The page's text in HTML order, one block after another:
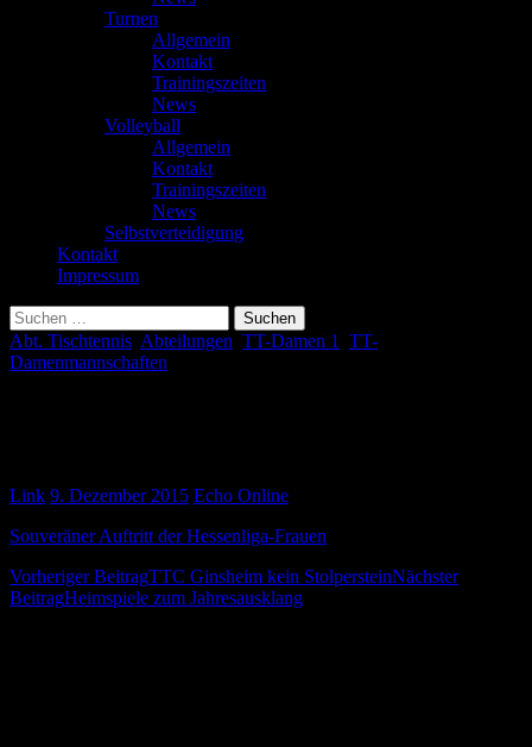
Turnen
Allgemein
Kontakt
Trainingszeiten
News
Volleyball
Allgemein
Kontakt
Trainingszeiten
News
Selbstverteidigung
Kontakt
Impressum
Suchen
nach:
Abt. Tischtennis Abteilungen TT-Damen 1
TT-
Damenmannschaften
Link 9. Dezember 2015 Echo Online
Souveräner Auftritt der Hessenliga-Frauen
Beitragsnavigation
Vorheriger BeitragTTC Ginsheim kein StolpersteinNächster
BeitragHeimspiele zum Jahresausklang